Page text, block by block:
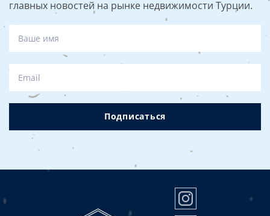
главных новостей на рынке недвижимости Турции.
Подписаться